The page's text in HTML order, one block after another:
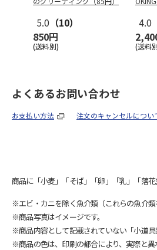
5.0 （10）
850円
(送料別)
4.0
(送料
よくあるお問い合わせ
お支払い方法 注文のキャンセルについ
商品に「小麦」「そば」「卵」「乳」「落
※エビ・カニを除く魚介類（これらの魚介
※商品写真はイメージです。
※商品内容として記載されていない「小道具
※商品の色は、印刷の都合により、実際と異